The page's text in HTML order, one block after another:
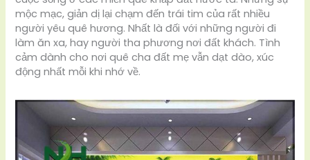
mộc mạc, giản dị lại chạm đến trái tim của rất nhiều
người yêu quê hương. Nhất là đối với những người đi
làm ăn xa, hay người tha phương nơi đất khách. Tình
cảm dành cho nơi quê cha đất mẹ vẫn dạt dào, xúc
động nhất mỗi khi nhớ về.